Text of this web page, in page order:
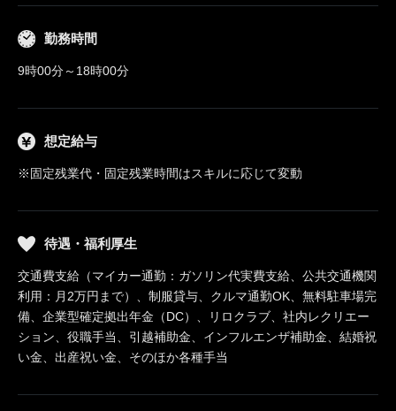
勤務時間
9時00分～18時00分
想定給与
※固定残業代・固定残業時間はスキルに応じて変動
待遇・福利厚生
交通費支給（マイカー通勤：ガソリン代実費支給、公共交通機関
利用：月2万円まで）、制服貸与、クルマ通勤OK、無料駐車場完
備、企業型確定拠出年金（DC）、リロクラブ、社内レクリエー
ション、役職手当、引越補助金、インフルエンザ補助金、結婚祝
い金、出産祝い金、そのほか各種手当